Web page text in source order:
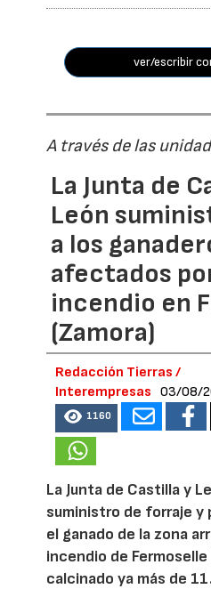
ver/escribir
A través de las
La Junta de
León
a los
afectados
incendio en
(Zamora)
Redacción Tierras /
Interempresas
03/08/
1160
La Junta de Castilla y
suministro de forraje y
el ganado de la zona
incendio de Fermoselle
calcinado ya más de